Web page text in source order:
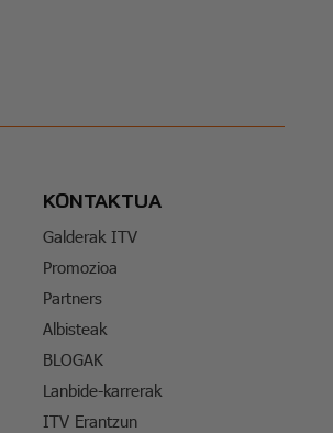
KONTAKTUA
Galderak ITV
Promozioa
Partners
Albisteak
BLOGAK
Lanbide-karrerak
ITV Erantzun